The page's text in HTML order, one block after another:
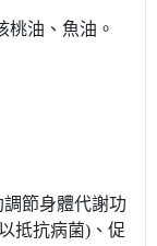
桃油、魚油。
調節身體代謝功
抵抗病菌)、促